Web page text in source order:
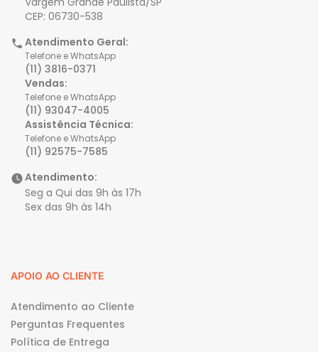
CEP: 06730-538
Atendimento Geral:
Telefone e WhatsApp
(11) 3816-0371
Vendas:
Telefone e WhatsApp
(11) 93047-4005
Assistência Técnica:
Telefone e WhatsApp
(11) 92575-7585
Atendimento:
Seg a Qui das 9h às 17h
Sex das 9h às 14h
APOIO AO CLIENTE
Atendimento ao Cliente
Perguntas Frequentes
Política de Entrega